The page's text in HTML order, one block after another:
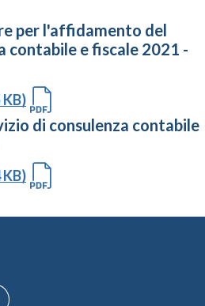
per l'affidamento del
contabile e fiscale 2021 -
KB)
di consulenza contabile
KB)